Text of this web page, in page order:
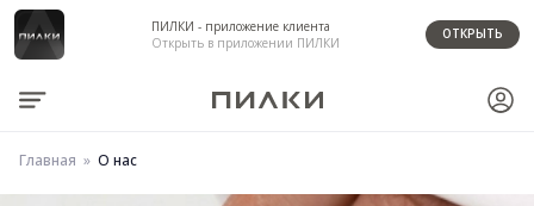
ПИЛКИ - приложение клиента
Открыть в приложении ПИЛКИ
ОТКРЫТЬ
Главная О нас